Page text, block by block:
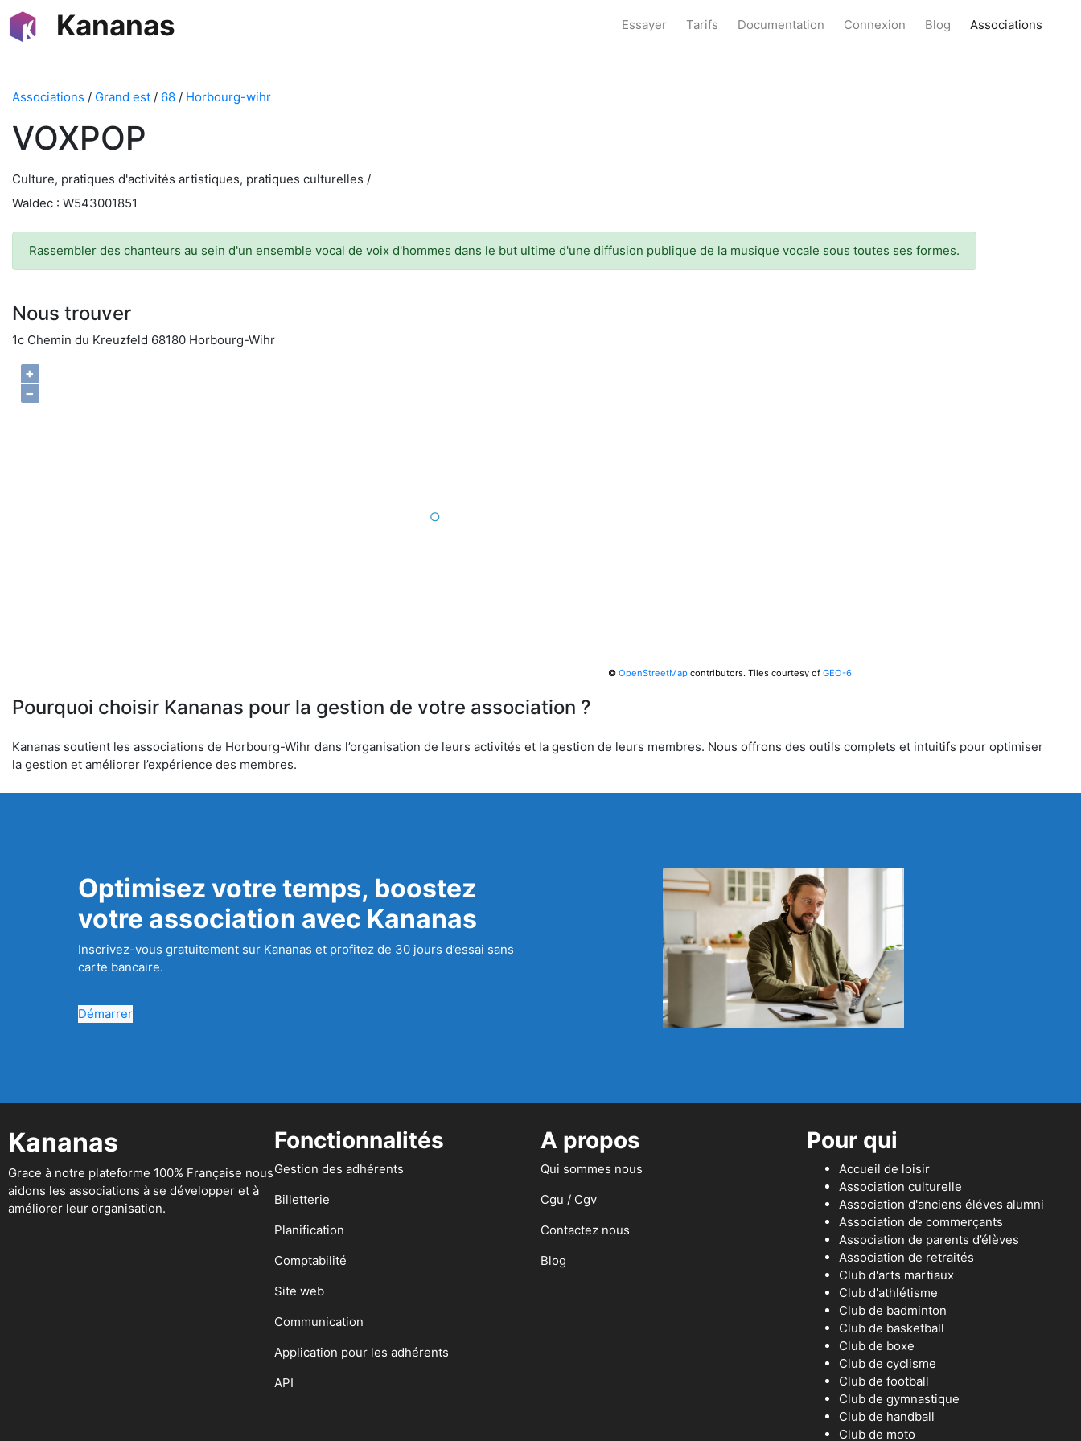
Kananas Essayer Tarifs Documentation Connexion Blog Associations
Associations / Grand est / 68 / Horbourg-wihr
VOXPOP
Culture, pratiques d'activités artistiques, pratiques culturelles /
Waldec : W543001851
Rassembler des chanteurs au sein d'un ensemble vocal de voix d'hommes dans le but ultime d'une diffusion publique de la musique vocale sous toutes ses formes.
Nous trouver
1c Chemin du Kreuzfeld 68180 Horbourg-Wihr
+
−
© OpenStreetMapcontributors. Tiles courtesy of GEO-6
Pourquoi choisir Kananas pour la gestion de votre association ?
Kananas soutient les associations de Horbourg-Wihr dans l’organisation de leurs activités et la gestion de leurs membres. Nous offrons des outils complets et intuitifs pour optimiser
la gestion et améliorer l’expérience des membres.
Optimisez votre temps, boostez
votre association avec Kananas
Inscrivez-vous gratuitement sur Kananas et profitez de 30 jours d’essai sans
carte bancaire.
Démarrer
Kananas
Grace à notre plateforme 100% Française nous
aidons les associations à se développer et à
améliorer leur organisation.
Fonctionnalités
Gestion des adhérents
Billetterie
Planification
Comptabilité
Site web
Communication
Application pour les adhérents
API
A propos
Qui sommes nous
Cgu / Cgv
Contactez nous
Blog
Pour qui
Accueil de loisir
Association culturelle
Association d'anciens éléves alumni
Association de commerçants
Association de parents d’élèves
Association de retraités
Club d'arts martiaux
Club d'athlétisme
Club de badminton
Club de basketball
Club de boxe
Club de cyclisme
Club de football
Club de gymnastique
Club de handball
Club de moto